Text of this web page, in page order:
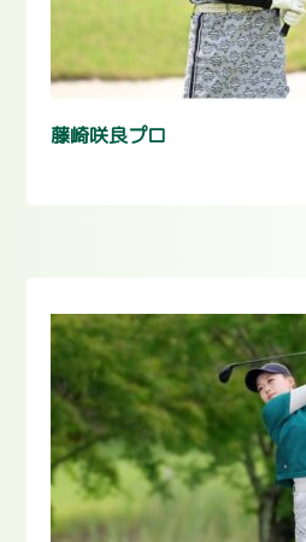
藤崎咲良プロ